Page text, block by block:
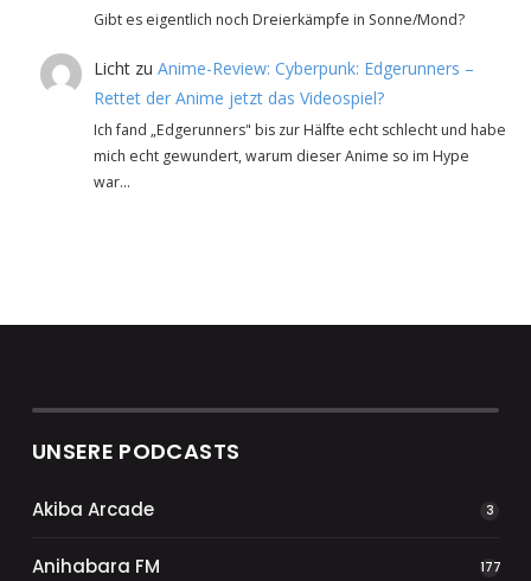
Gibt es eigentlich noch Dreierkämpfe in Sonne/Mond?
Licht zuAnime-Review: Cyberpunk: Edgerunners –
Rettet der Anime jetzt das Videospiel?
Ich fand „Edgerunners" bis zur Hälfte echt schlecht und habe
mich echt gewundert, warum dieser Anime so im Hype
war…
UNSERE PODCASTS
Akiba Arcade 3
Anihabara FM 177